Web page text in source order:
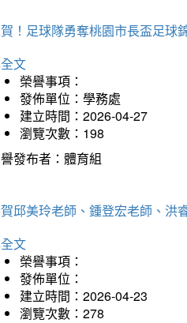
！足球隊勇奪桃園市長盃足球
文
榮譽事項：
發佈單位：學務處
建立時間：2026-04-27
瀏覽次數：198
發布者：體育組
邱美玲老師、鍾登宏老師、洪
文
榮譽事項：
發佈單位：
建立時間：2026-04-23
瀏覽次數：278